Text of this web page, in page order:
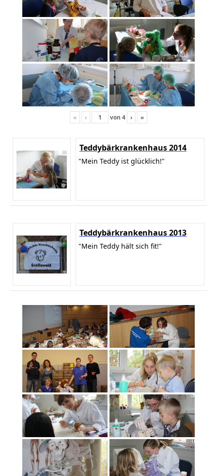
« ‹ von 4 › »
Teddybärkrankenhaus 2014
"Mein Teddy ist glücklich!"
Teddybärkrankenhaus 2013
"Mein Teddy hält sich fit!"